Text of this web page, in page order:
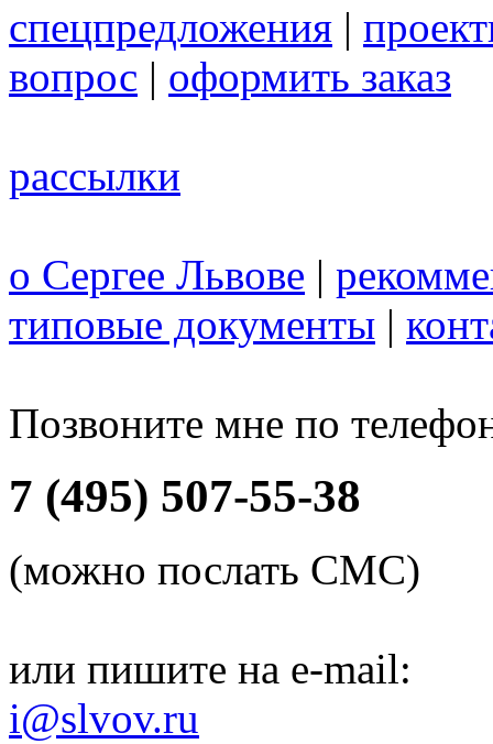
спецпредложения |
вопрос | оформить заказ
рассылки
о Сергее Львове |
типовые документы |
Позвоните мне по
7 (495) 507-55-38
(можно послать СМС)
или пишите на e-mail:
i@slvov.ru